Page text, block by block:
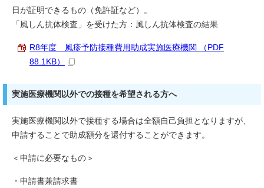
日が証明できるもの（免許証など）。
「風しん抗体検査」を受けた方：風しん抗体検査の結果
R8年度 風疹予防接種費用助成実施医療機関 （PDF
88.1KB）
実施医療機関以外での接種を希望される方へ
実施医療機関以外で接種する場合は全額自己負担となりますが、
申請することで助成額分を還付することができます。
＜申請に必要なもの＞
・申請書兼請求書